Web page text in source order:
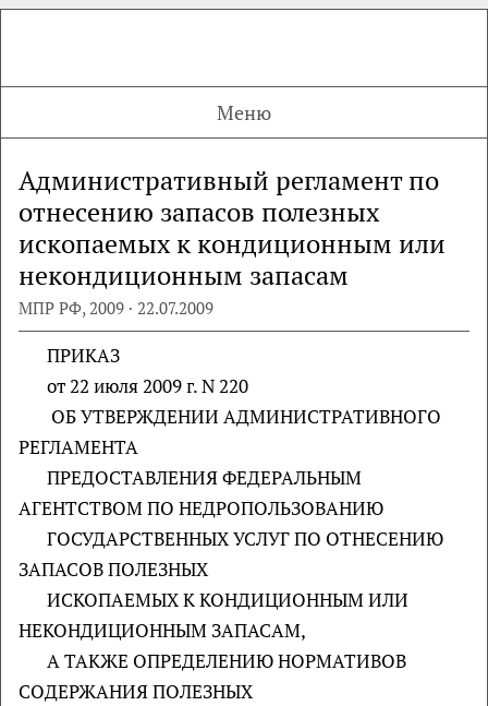
Меню
Административный регламент по
отнесению запасов полезных
ископаемых к кондиционным или
некондиционным запасам
МПР РФ, 2009 · 22.07.2009
ПРИКАЗ
от 22 июля 2009 г. N 220
ОБ УТВЕРЖДЕНИИ АДМИНИСТРАТИВНОГО
РЕГЛАМЕНТА
ПРЕДОСТАВЛЕНИЯ ФЕДЕРАЛЬНЫМ
АГЕНТСТВОМ ПО НЕДРОПОЛЬЗОВАНИЮ
ГОСУДАРСТВЕННЫХ УСЛУГ ПО ОТНЕСЕНИЮ
ЗАПАСОВ ПОЛЕЗНЫХ
ИСКОПАЕМЫХ К КОНДИЦИОННЫМ ИЛИ
НЕКОНДИЦИОННЫМ ЗАПАСАМ,
А ТАКЖЕ ОПРЕДЕЛЕНИЮ НОРМАТИВОВ
СОДЕРЖАНИЯ ПОЛЕЗНЫХ